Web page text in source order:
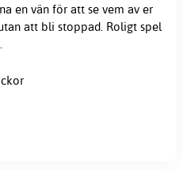
en vän för att se vem av er
att bli stoppad. Roligt spel